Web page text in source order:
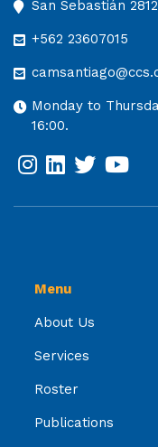
San Sebastián
+562 23607015
Monday to
16:00.
Menu
About Us
Services
Roster
Publications